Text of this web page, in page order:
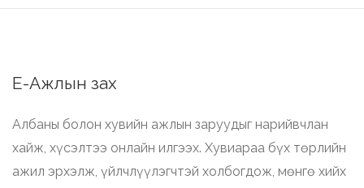
Е-Ажлын зах
Албаны болон хувийн ажлын заруудыг нарийвчлан
хайж, хүсэлтээ онлайн илгээх. Хувиараа бүх төрлийн
ажил эрхэлж, үйлчлүүлэгчтэй холбогдож, мөнгө хийх